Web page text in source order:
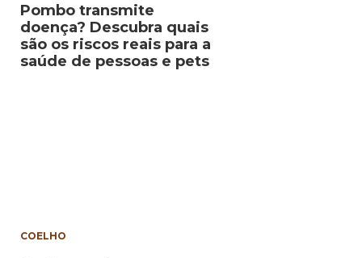
Pombo transmite
doença? Descubra quais
são os riscos reais para a
saúde de pessoas e pets
COELHO